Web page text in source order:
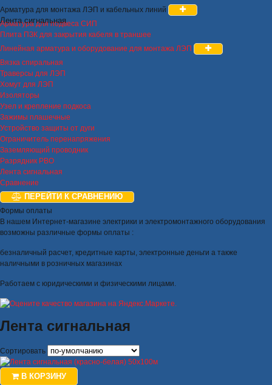
Лента сигнальная
Арматура для монтажа ЛЭП и кабельных линий
Арматура для подвеса СИП
Плита ПЗК для закрытия кабеля в траншее
Линейная арматура и оборудование для монтажа ЛЭП
Вязка спиральная
Траверсы для ЛЭП
Хомут для ЛЭП
Изоляторы
Узел и крепление подкоса
Зажимы плашечные
Устройство защиты от дуги
Ограничитель перенапряжения
Заземляющий проводник
Разрядник РВО
Лента сигнальная
Сравнение
ПЕРЕЙТИ К СРАВНЕНИЮ
Формы оплаты
В нашем Интернет-магазине электрики и электромонтажного оборудования
возможны различные формы оплаты :
безналичный расчет, кредитные карты, электронные деньги а также
наличными в розничных магазинах
Работаем с юридическими и физическими лицами.
Лента сигнальная
Сортировать
В КОРЗИНУ